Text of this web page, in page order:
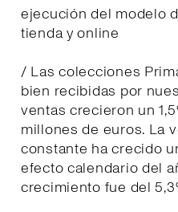
ejecución del modelo
tienda y online
/ Las colecciones
bien recibidas por
ventas crecieron un
millones de euros. La
constante ha crecido
efecto calendario del
crecimiento fue del